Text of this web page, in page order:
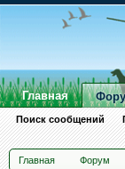
Главная Форум
Главная
Поиск сообщений